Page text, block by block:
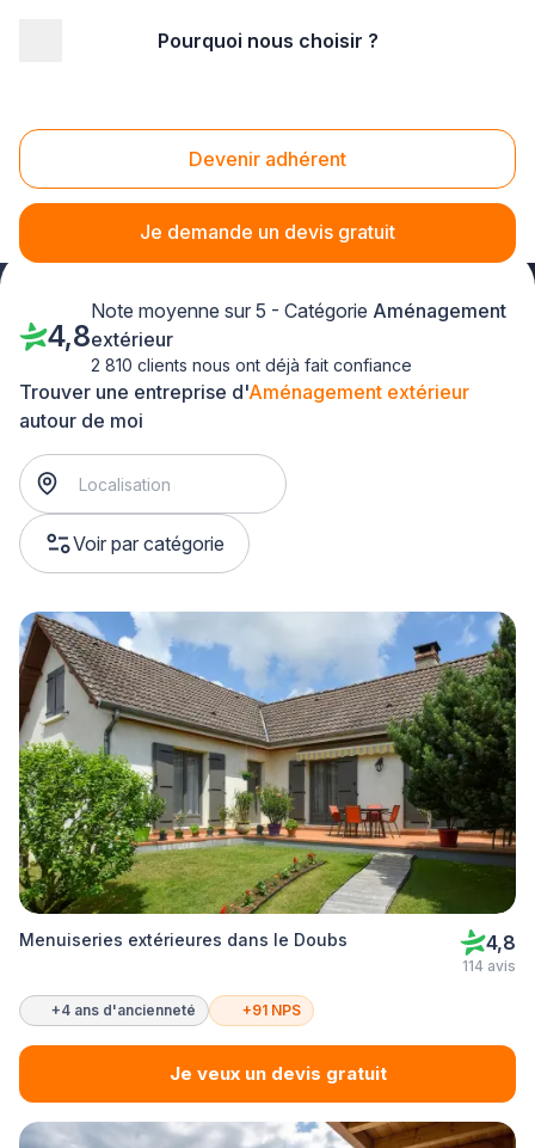
Pourquoi nous choisir ?
Devenir adhérent
Je demande un devis gratuit
Aménagement extérieur Orchamps-Vennes
(25390)
Trouver une entreprise d'Aménagement extérieur
autour de moi
Voir par catégorie
4,8
Note moyenne sur 5 - Catégorie Aménagement
extérieur
2 810 clients nous ont déjà fait confiance
Menuiseries extérieures dans le Doubs 4,8
114 avis
+4 ans d'ancienneté +91 NPS
Je veux un devis gratuit